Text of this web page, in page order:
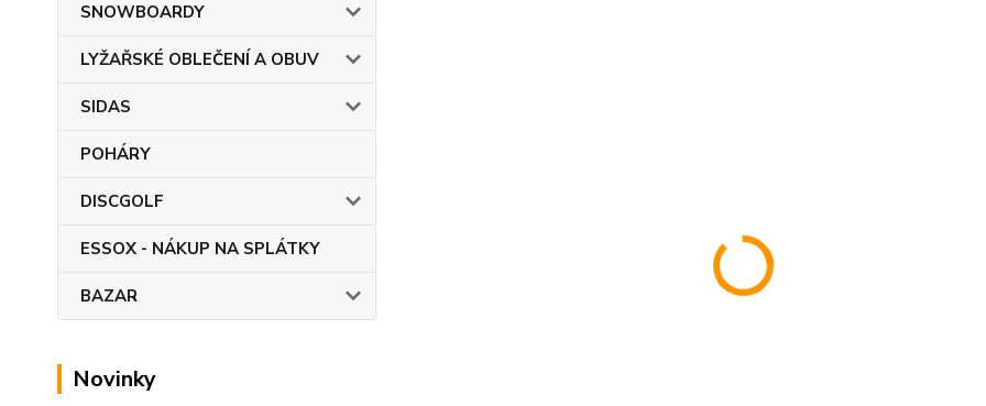
SNOWBOARDY
LYŽAŘSKÉ OBLEČENÍ A OBUV
SIDAS
POHÁRY
DISCGOLF
ESSOX - NÁKUP NA SPLÁTKY
BAZAR
Novinky